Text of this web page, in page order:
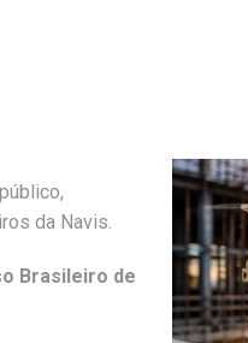
da Navis.
Brasileiro de